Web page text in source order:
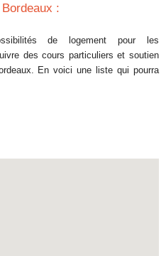
:
de logement pour les
des cours particuliers et soutien
En voici une liste qui pourra